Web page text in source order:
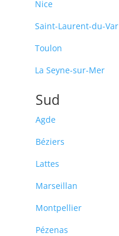
Nice
Saint-Laurent-du-Var
Toulon
La Seyne-sur-Mer
Sud
Agde
Béziers
Lattes
Marseillan
Montpellier
Pézenas